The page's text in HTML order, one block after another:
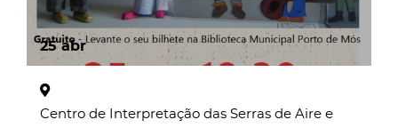
25 abr
Centro de Interpretação das Serras de Aire e